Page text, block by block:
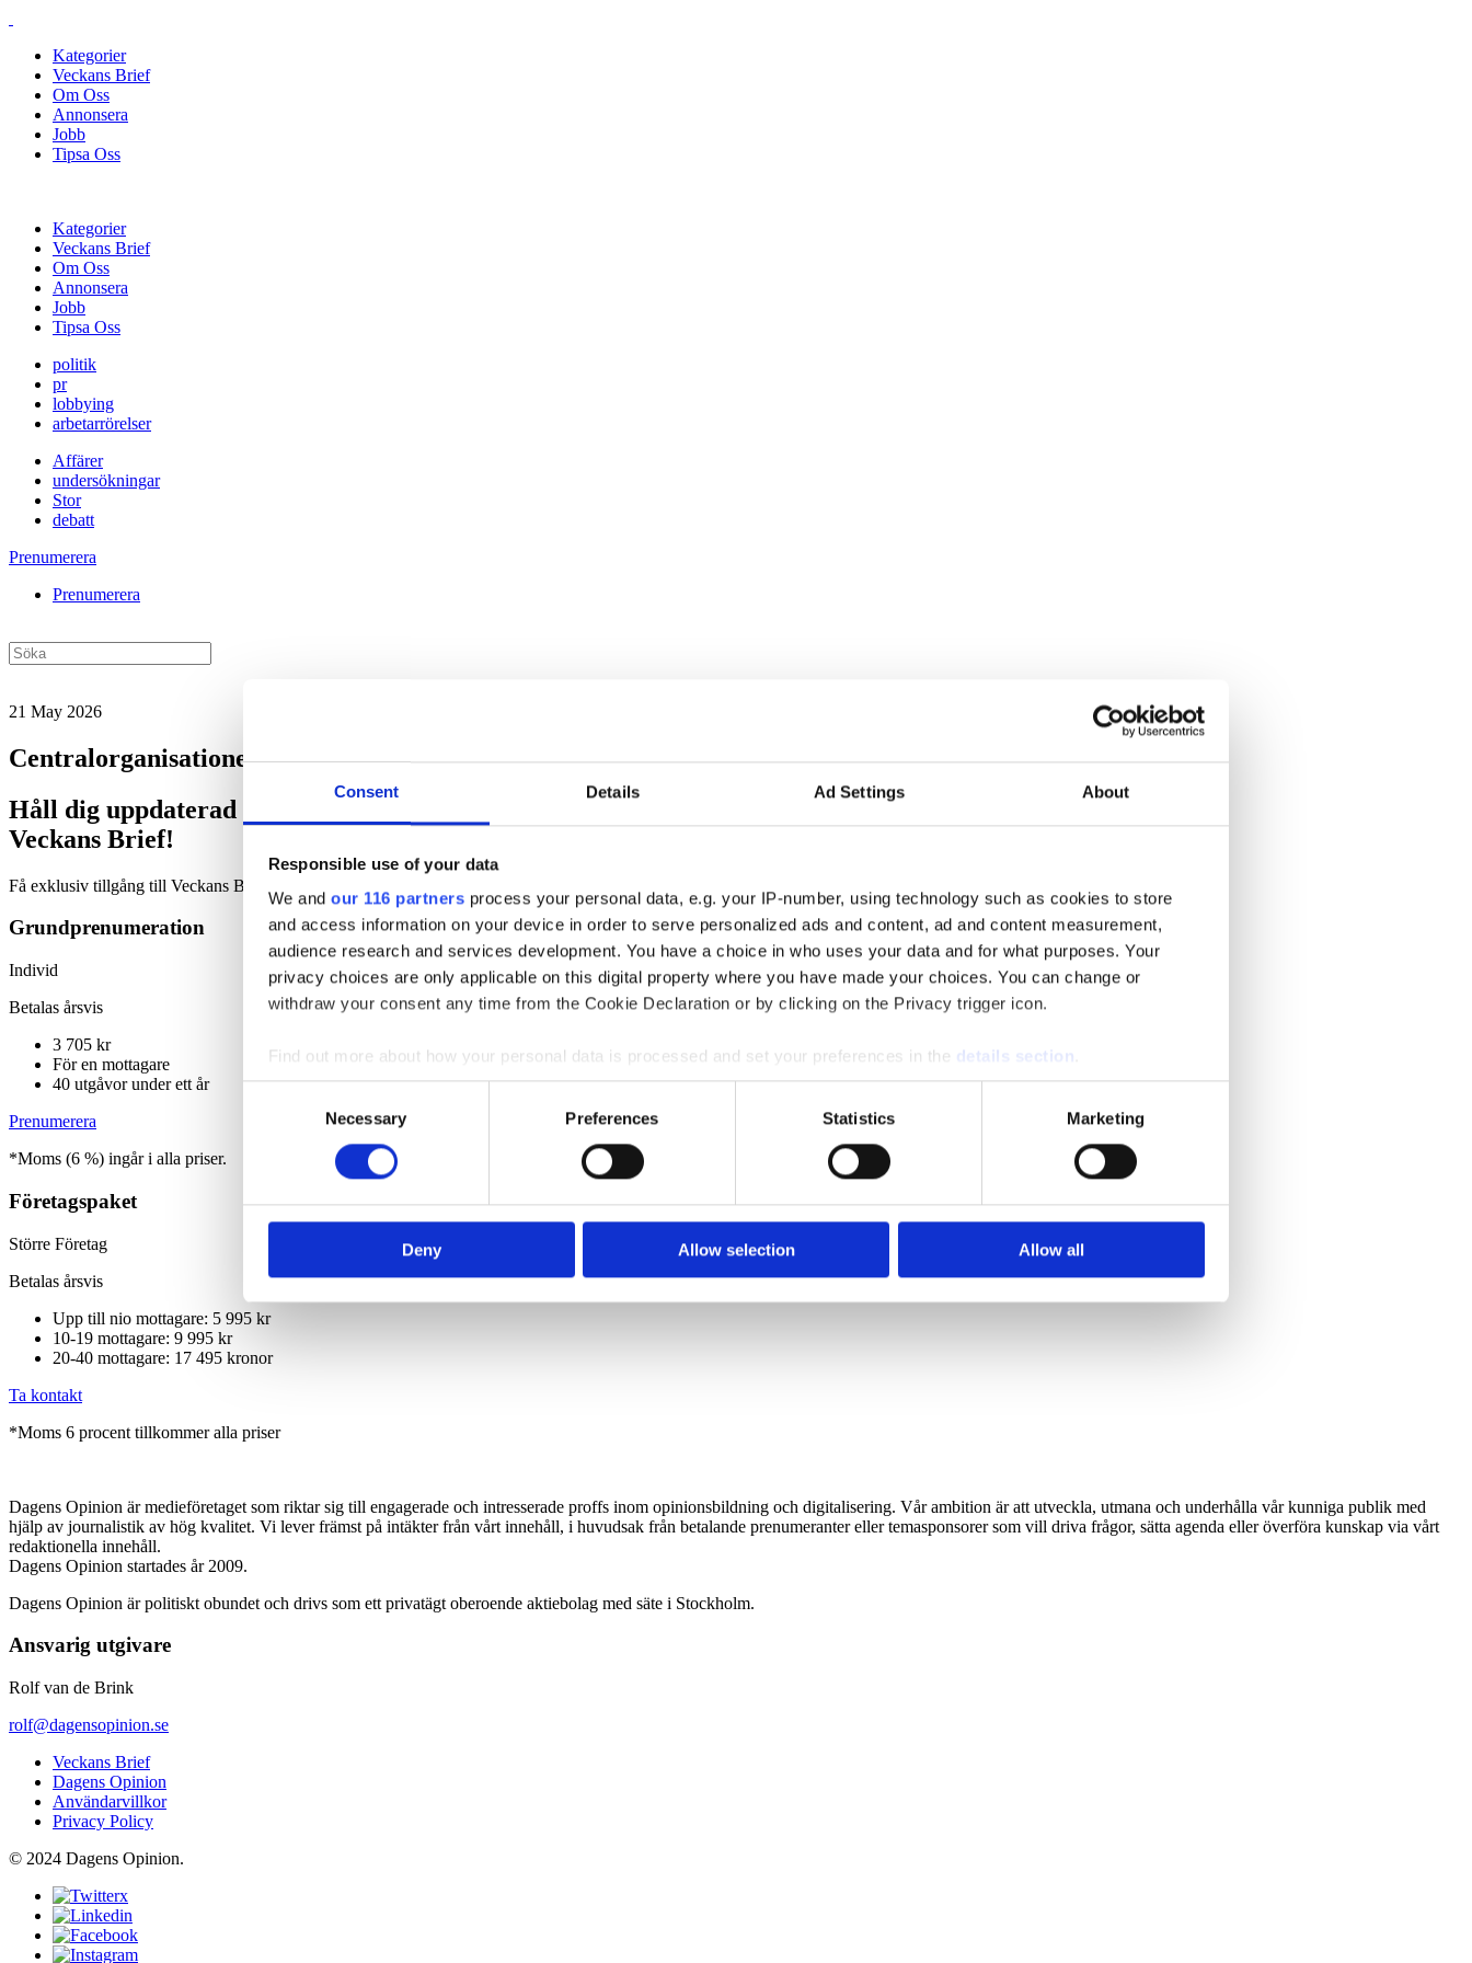
Consent Details Ad Settings About
Responsible use of your data
We and our 116 partners process your personal data, e.g. your IP-number, using technology such as cookies to store
and access information on your device in order to serve personalized ads and content, ad and content measurement,
audience research and services development. You have a choice in who uses your data and for what purposes. Your
privacy choices are only applicable on this digital property where you have made your choices. You can change or
withdraw your consent any time from the Cookie Declaration or by clicking on the Privacy trigger icon.
Find out more about how your personal data is processed and set your preferences in the details section
We use cookies to personalise content and ads, to provide social media features and to analyse our traffic. We also share
information about your use of our site with our social media, advertising and analytics partners who may combine it with
other information that you’ve provided to them or that they’ve collected from your use of their services.
Necessary Preferences Statistics Marketing
Deny Allow selection Allow all
Kategorier
Veckans Brief
Om Oss
Annonsera
Jobb
Tipsa Oss
Kategorier
Veckans Brief
Om Oss
Annonsera
Jobb
Tipsa Oss
politik
pr
lobbying
arbetarrörelser
Affärer
undersökningar
Stor
debatt
Prenumerera
Prenumerera
21 May 2026
Centralorganisationerna tar mer plats i Almedalen
Håll dig uppdaterad med
Veckans Brief!
Få exklusiv tillgång till Veckans Brief, den essentiella läsningen för alla som driver opinionsbildning och samhällsförändring, genom en prenumeration på Dagens Opinion.
Grundprenumeration
Individ
Betalas årsvis
3 705 kr
För en mottagare
40 utgåvor under ett år
Prenumerera
*Moms (6 %) ingår i alla priser.
Företagspaket
Större Företag
Betalas årsvis
Upp till nio mottagare: 5 995 kr
10-19 mottagare: 9 995 kr
20-40 mottagare: 17 495 kronor
Ta kontakt
*Moms 6 procent tillkommer alla priser
Dagens Opinion är medieföretaget som riktar sig till engagerade och intresserade proffs inom opinionsbildning och digitalisering. Vår ambition är att utveckla, utmana och underhålla vår kunniga publik med
hjälp av journalistik av hög kvalitet. Vi lever främst på intäkter från vårt innehåll, i huvudsak från betalande prenumeranter eller temasponsorer som vill driva frågor, sätta agenda eller överföra kunskap via vårt
redaktionella innehåll.
Dagens Opinion startades år 2009.
Dagens Opinion är politiskt obundet och drivs som ett privatägt oberoende aktiebolag med säte i Stockholm.
Ansvarig utgivare
Rolf van de Brink
rolf@dagensopinion.se
Veckans Brief
Dagens Opinion
Användarvillkor
Privacy Policy
© 2024 Dagens Opinion.